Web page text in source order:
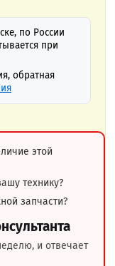
по России
при
обратная
этой
технику?
запчасти?
и отвечает